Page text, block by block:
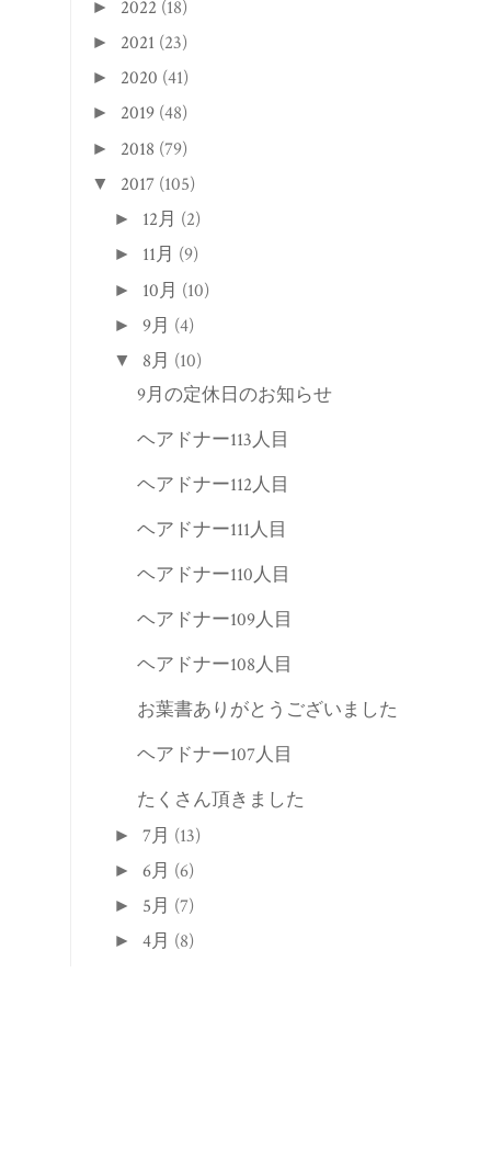
► 2022 (18)
► 2021 (23)
► 2020 (41)
► 2019 (48)
► 2018 (79)
▼ 2017 (105)
► 12月 (2)
► 11月 (9)
► 10月 (10)
►9月 (4)
▼ 8月 (10)
9月の定休日のお知らせ
ヘアドナー113人目
ヘアドナー112人目
ヘアドナー111人目
ヘアドナー110人目
ヘアドナー109人目
ヘアドナー108人目
お葉書ありがとうございました
ヘアドナー107人目
たくさん頂きました
►7月 (13)
►6月 (6)
► 5月 (7)
►4月 (8)